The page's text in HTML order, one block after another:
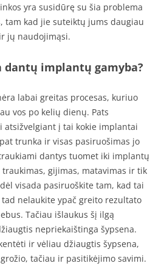
yra susidūrę su šia problema
kad jie suteiktų jums daugiau
jų naudojimąsi.
dantų implantų gamyba?
labai greitas procesas, kuriuo
vos po kelių dienų. Pats
atsižvelgiant į tai kokie implantai
trunka ir visas pasiruošimas jo
dantys tuomet iki implantų
gijimas, matavimas ir tik
visada pasiruoškite tam, kad tai
nelaukite ypač greito rezultato
Tačiau išlaukus šį ilgą
nepriekaištinga šypsena.
ir vėliau džiaugtis šypsena,
tačiau ir pasitikėjimo savimi.